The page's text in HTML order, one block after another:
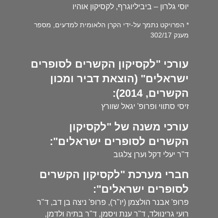
יוסי גלרון – ביביליוגרף, לקסיקון אוהיו
* הפרויקט נתמך על-ידי הקרן הלאומית למדעים, מספר
מענק 302/17
עורכי "לקסיקון הקשרים לסופרים
ישראלים" (הוצאת דביר ומכון
הקשרים, 2014):
זיסי סתווי ופרופ' יגאל שוורץ
עורכי משנה של "לקסיקון
הקשרים לסופרים ישראלים":
ד"ר יעלי דקל וערן צלגוב
חברי מערכת "לקסיקון הקשרים
לסופרים ישראלים":
פרופ' אבנר הולצמן (יו"ר), פרופ' ניצה בן דב, ד"ר
רועי גרינוולד, ד"ר ענת ויסמן, ד"ר בתיה ולדמן,